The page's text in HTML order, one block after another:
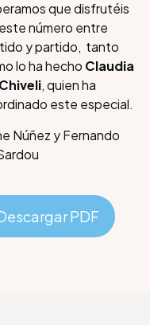
que disfrutéis
número entre
y partido, tanto
lo ha hecho Claudia
, quien ha
este especial.
Núñez y Fernando
PDF